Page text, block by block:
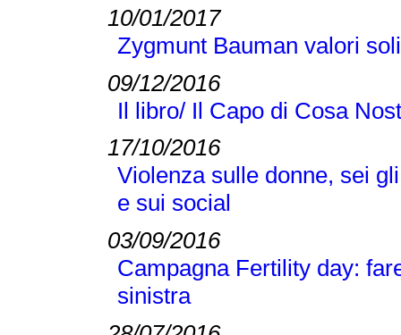
10/01/2017
Zygmunt Bauman valori
09/12/2016
Il libro/ Il Capo di Cosa
17/10/2016
Violenza sulle donne, sei
e sui social
03/09/2016
Campagna Fertility day:
sinistra